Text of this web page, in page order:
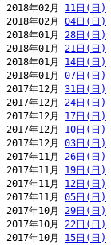
2018年02月 11日(日)
2018年02月 04日(日)
2018年01月 28日(日)
2018年01月 21日(日)
2018年01月 14日(日)
2018年01月 07日(日)
2017年12月 31日(日)
2017年12月 24日(日)
2017年12月 17日(日)
2017年12月 10日(日)
2017年12月 03日(日)
2017年11月 26日(日)
2017年11月 19日(日)
2017年11月 12日(日)
2017年11月 05日(日)
2017年10月 29日(日)
2017年10月 22日(日)
2017年10月 15日(日)